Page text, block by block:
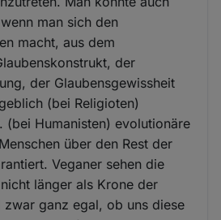
man sich den
macht, aus dem
der
der Glaubensgewissheit
(bei Religioten)
(bei Humanisten) evolutionäre
über den Rest der
Veganer sehen die
länger als Krone der
zwar ganz egal, ob uns diese